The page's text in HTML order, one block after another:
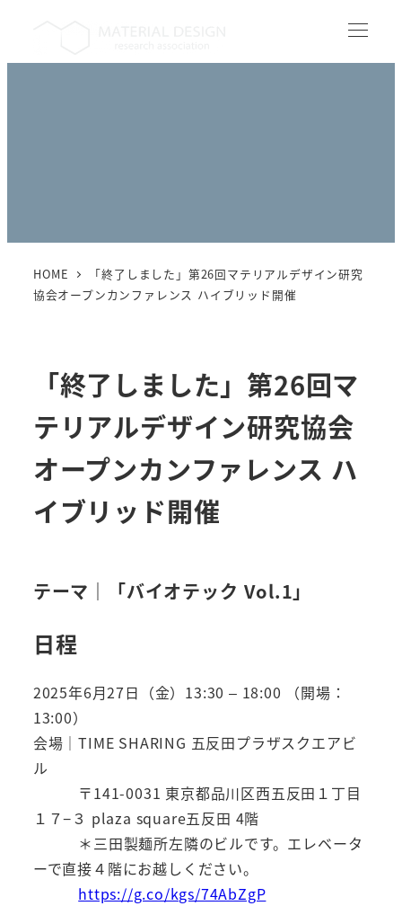
ン
移
HOME
「終了しました」第26回マテリアルデザイン研究
協会オープンカンファレンス ハイブリッド開催
「終了しました」第26回マ
テリアルデザイン研究協会
オープンカンファレンス ハ
イブリッド開催
テーマ｜「バイオテック Vol.1」
日程
2025年6月27日（金）13:30 – 18:00 （開場：
13:00）
会場｜TIME SHARING 五反田プラザスクエアビ
ル
〒141-0031 東京都品川区西五反田１丁目
１７−３ plaza square五反田 4階
＊三田製麺所左隣のビルです。エレベータ
ーで直接４階にお越しください。
https://g.co/kgs/74AbZgP